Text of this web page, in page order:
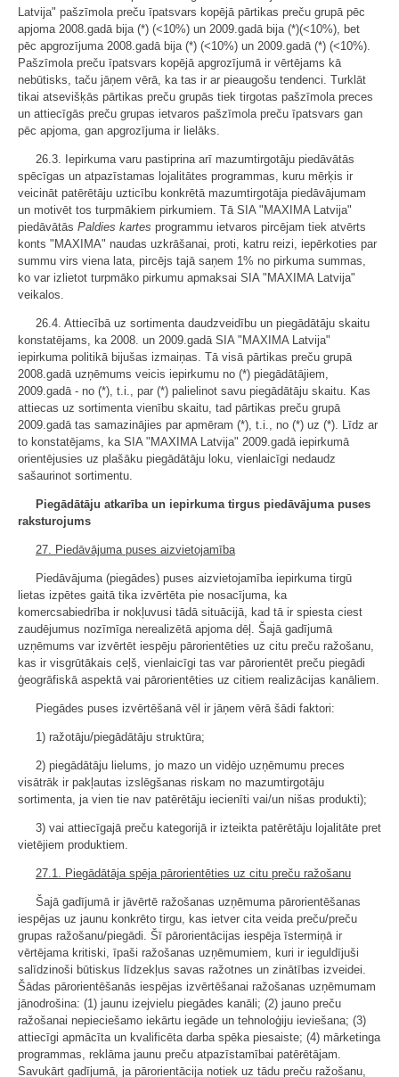
Latvija" pašzīmola preču īpatsvars kopējā pārtikas preču grupā pēc
apjoma 2008.gadā bija (*) (<10%) un 2009.gadā bija (*)(<10%), bet
pēc apgrozījuma 2008.gadā bija (*) (<10%) un 2009.gadā (*) (<10%).
Pašzīmola preču īpatsvars kopējā apgrozījumā ir vērtējams kā
nebūtisks, taču jāņem vērā, ka tas ir ar pieaugošu tendenci. Turklāt
tikai atsevišķās pārtikas preču grupās tiek tirgotas pašzīmola preces
un attiecīgās preču grupas ietvaros pašzīmola preču īpatsvars gan
pēc apjoma, gan apgrozījuma ir lielāks.
26.3. Iepirkuma varu pastiprina arī mazumtirgotāju piedāvātās
spēcīgas un atpazīstamas lojalitātes programmas, kuru mērķis ir
veicināt patērētāju uzticību konkrētā mazumtirgotāja piedāvājumam
un motivēt tos turpmākiem pirkumiem. Tā SIA "MAXIMA Latvija"
piedāvātās Paldies kartes programmu ietvaros pircējam tiek atvērts
konts "MAXIMA" naudas uzkrāšanai, proti, katru reizi, iepērkoties par
summu virs viena lata, pircējs tajā saņem 1% no pirkuma summas,
ko var izlietot turpmāko pirkumu apmaksai SIA "MAXIMA Latvija"
veikalos.
26.4. Attiecībā uz sortimenta daudzveidību un piegādātāju skaitu
konstatējams, ka 2008. un 2009.gadā SIA "MAXIMA Latvija"
iepirkuma politikā bijušas izmaiņas. Tā visā pārtikas preču grupā
2008.gadā uzņēmums veicis iepirkumu no (*) piegādātājiem,
2009.gadā - no (*), t.i., par (*) palielinot savu piegādātāju skaitu. Kas
attiecas uz sortimenta vienību skaitu, tad pārtikas preču grupā
2009.gadā tas samazinājies par apmēram (*), t.i., no (*) uz (*). Līdz ar
to konstatējams, ka SIA "MAXIMA Latvija" 2009.gadā iepirkumā
orientējusies uz plašāku piegādātāju loku, vienlaicīgi nedaudz
sašaurinot sortimentu.
Piegādātāju atkarība un iepirkuma tirgus piedāvājuma puses
raksturojums
27. Piedāvājuma puses aizvietojamība
Piedāvājuma (piegādes) puses aizvietojamība iepirkuma tirgū
lietas izpētes gaitā tika izvērtēta pie nosacījuma, ka
komercsabiedrība ir nokļuvusi tādā situācijā, kad tā ir spiesta ciest
zaudējumus nozīmīga nerealizētā apjoma dēļ. Šajā gadījumā
uzņēmums var izvērtēt iespēju pārorientēties uz citu preču ražošanu,
kas ir visgrūtākais ceļš, vienlaicīgi tas var pārorientēt preču piegādi
ģeogrāfiskā aspektā vai pārorientēties uz citiem realizācijas kanāliem.
Piegādes puses izvērtēšanā vēl ir jāņem vērā šādi faktori:
1) ražotāju/piegādātāju struktūra;
2) piegādātāju lielums, jo mazo un vidējo uzņēmumu preces
visātrāk ir pakļautas izslēgšanas riskam no mazumtirgotāju
sortimenta, ja vien tie nav patērētāju iecienīti vai/un nišas produkti);
3) vai attiecīgajā preču kategorijā ir izteikta patērētāju lojalitāte pret
vietējiem produktiem.
27.1. Piegādātāja spēja pārorientēties uz citu preču ražošanu
Šajā gadījumā ir jāvērtē ražošanas uzņēmuma pārorientēšanas
iespējas uz jaunu konkrēto tirgu, kas ietver cita veida preču/preču
grupas ražošanu/piegādi. Šī pārorientācijas iespēja īstermiņā ir
vērtējama kritiski, īpaši ražošanas uzņēmumiem, kuri ir ieguldījuši
salīdzinoši būtiskus līdzekļus savas ražotnes un zinātības izveidei.
Šādas pārorientēšanās iespējas izvērtēšanai ražošanas uzņēmumam
jānodrošina: (1) jaunu izejvielu piegādes kanāli; (2) jauno preču
ražošanai nepieciešamo iekārtu iegāde un tehnoloģiju ieviešana; (3)
attiecīgi apmācīta un kvalificēta darba spēka piesaiste; (4) mārketinga
programmas, reklāma jaunu preču atpazīstamībai patērētājam.
Savukārt gadījumā, ja pārorientācija notiek uz tādu preču ražošanu,